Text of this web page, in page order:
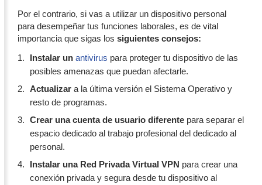
Por el contrario, si vas a utilizar un dispositivo personal
para desempeñar tus funciones laborales, es de vital
importancia que sigas los siguientes consejos:
Instalar un antivirus para proteger tu dispositivo de las
posibles amenazas que puedan afectarle.
Actualizar a la última versión el Sistema Operativo y
resto de programas.
Crear una cuenta de usuario diferente para separar el
espacio dedicado al trabajo profesional del dedicado al
personal.
Instalar una Red Privada Virtual VPN para crear una
conexión privada y segura desde tu dispositivo al